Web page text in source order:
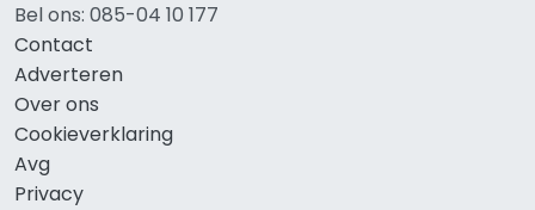
Bel ons: 085-04 10 177
Contact
Adverteren
Over ons
Cookieverklaring
Avg
Privacy